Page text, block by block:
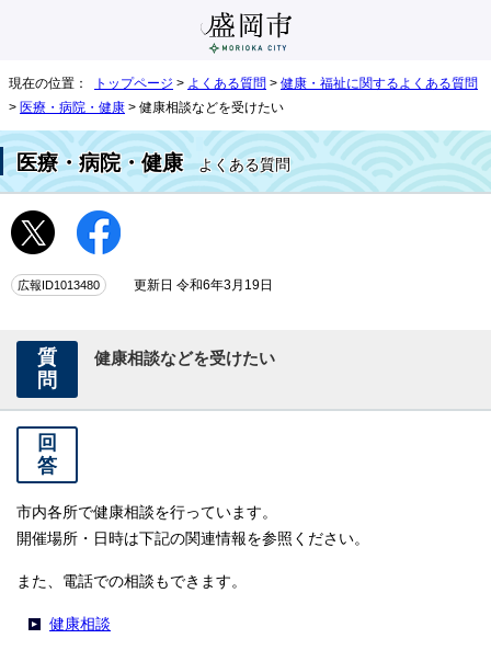
現在の位置： トップページ > よくある質問 > 健康・福祉に関するよくある質問
> 医療・病院・健康 > 健康相談などを受けたい
医療・病院・健康よくある質問
広報ID1013480 更新日 令和6年3月19日
質
問
健康相談などを受けたい
回
答
市内各所で健康相談を行っています。
開催場所・日時は下記の関連情報を参照ください。
また、電話での相談もできます。
健康相談